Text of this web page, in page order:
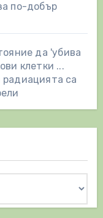
по-добър
да 'убива
клетки ...
са